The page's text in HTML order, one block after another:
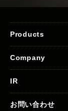
Products
Company
IR
お問い合わせ